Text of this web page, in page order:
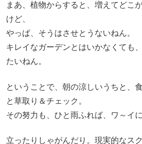
まあ、植物からすると、増えてどこ
けど、
やっぱ、そうはさせとうないねん。
キレイなガーデンとはいかなくても
たいねん。
ということで、朝の涼しいうちと、
と草取り＆チェック。
その努力も、ひと雨ふれば、ワ～イ
立ったりしゃがんだり。現実的なス